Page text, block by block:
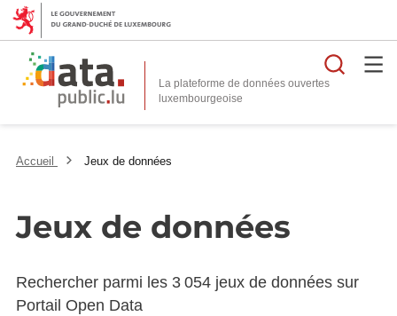
La plateforme de données ouvertes
Accueil Jeux de données
Jeux de données
Rechercher parmi les 3 054 jeux de données sur
Portail Open Data